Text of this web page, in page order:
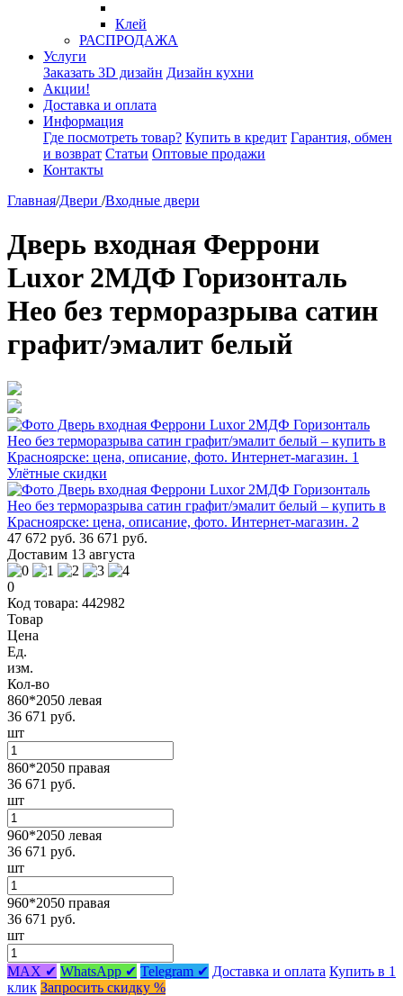
Клей
РАСПРОДАЖА
Услуги
Заказать 3D дизайн Дизайн кухни
Акции!
Доставка и оплата
Информация
Где посмотреть товар? Купить в кредит Гарантия, обмен
и возврат Статьи Оптовые продажи
Контакты
Главная/Двери /Входные двери
Дверь входная Феррони
Luxor 2МДФ Горизонталь
Нео без терморазрыва сатин
графит/эмалит белый
Улётные скидки
47 672 руб. 36 671 руб.
Доставим 13 августа
0
Код товара: 442982
Товар
Цена
Ед.
изм.
Кол-во
860*2050 левая
36 671 руб.
шт
860*2050 правая
36 671 руб.
шт
960*2050 левая
36 671 руб.
шт
960*2050 правая
36 671 руб.
шт
MAX ✔ WhatsApp ✔ Telegram ✔ Доставка и оплата Купить в 1
клик Запросить скидку %